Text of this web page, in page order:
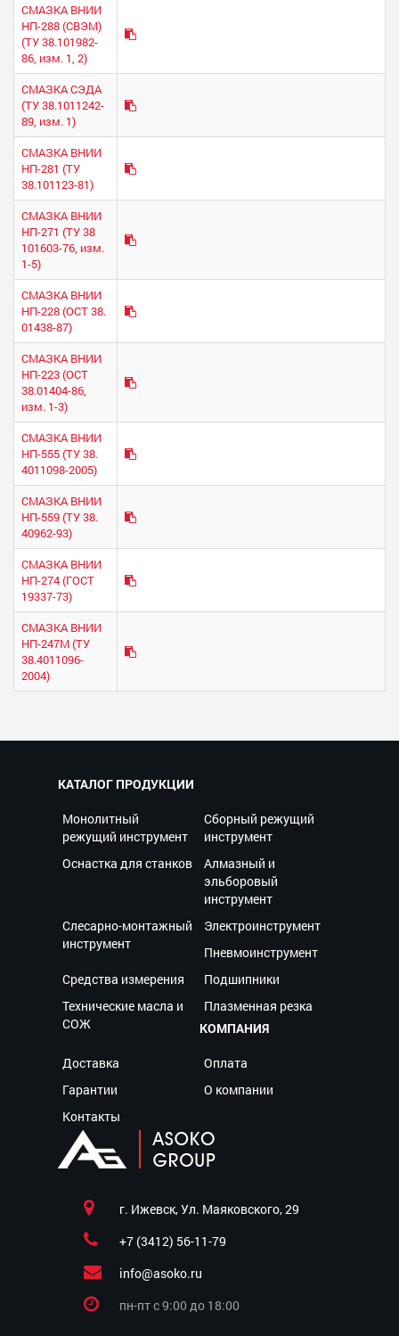
СМАЗКА ВНИИ
НП-288 (СВЭМ)
(ТУ 38.101982-
86, изм. 1, 2)
СМАЗКА СЭДА
(ТУ 38.1011242-
89, изм. 1)
СМАЗКА ВНИИ
НП-281 (ТУ
38.101123-81)
СМАЗКА ВНИИ
НП-271 (ТУ 38
101603-76, изм.
1-5)
СМАЗКА ВНИИ
НП-228 (ОСТ 38.
01438-87)
СМАЗКА ВНИИ
НП-223 (ОСТ
38.01404-86,
изм. 1-3)
СМАЗКА ВНИИ
НП-555 (ТУ 38.
4011098-2005)
СМАЗКА ВНИИ
НП-559 (ТУ 38.
40962-93)
СМАЗКА ВНИИ
НП-274 (ГОСТ
19337-73)
СМАЗКА ВНИИ
НП-247М (ТУ
38.4011096-
2004)
КАТАЛОГ ПРОДУКЦИИ
Монолитный
режущий инструмент
Сборный режущий
инструмент
Оснастка для станков
Алмазный и
эльборовый
инструмент
Слесарно-монтажный
инструмент
Электроинструмент
Пневмоинструмент
Средства измерения
Подшипники
Технические масла и
СОЖ
Плазменная резка
КОМПАНИЯ
Доставка
Оплата
Гарантии
О компании
Контакты
г. Ижевск, Ул. Маяковского, 29
+7 (3412) 56-11-79
info@asoko.ru
пн-пт c 9:00 до 18:00